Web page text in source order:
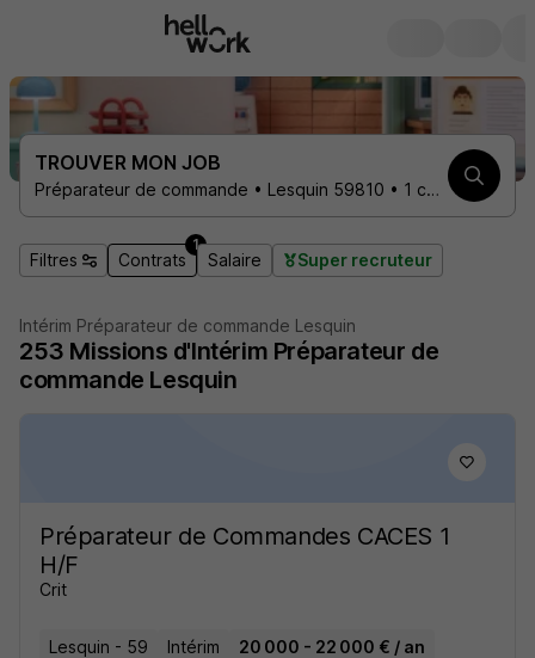
TROUVER MON JOB
Préparateur de commande • Lesquin 59810 • 1 contrat
Filtres Contrats
1
Salaire Super recruteur
Intérim Préparateur de commande Lesquin
253 Missions d'Intérim Préparateur de
commande Lesquin
Préparateur de Commandes CACES 1
H/F
Crit
Lesquin - 59 Intérim
20 000 - 22 000 € / an